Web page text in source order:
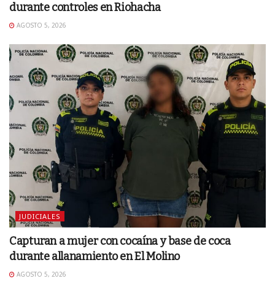
durante controles en Riohacha
AGOSTO 5, 2026
JUDICIALES
Capturan a mujer con cocaína y base de coca
durante allanamiento en El Molino
AGOSTO 5, 2026